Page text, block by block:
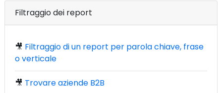
Filtraggio dei report
🎥 Filtraggio di un report per parola chiave, frase
o verticale
🎥 Trovare aziende B2B